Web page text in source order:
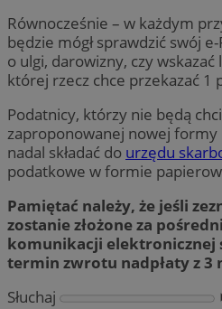
Równocześnie – w każdym
będzie mógł sprawdzić swój
o ulgi, darowizny, czy wskazać
której rzecz chce przekazać 1
Podatnicy, którzy nie będą
zaproponowanej nowej formy
nadal składać do urzędu
podatkowe w formie
Pamiętać należy, że jeśli
zostanie złożone za
komunikacji elektronicznej
termin zwrotu nadpłaty z 3
Słuchaj